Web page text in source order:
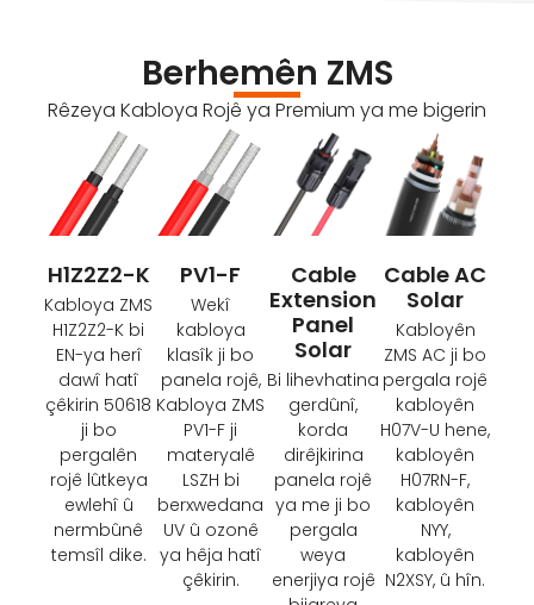
Berhemên ZMS
Rêzeya Kabloya Rojê ya Premium ya me bigerin
H1Z2Z2-K
Kabloya ZMS
H1Z2Z2-K bi
EN-ya herî
dawî hatî
çêkirin 50618
ji bo
pergalên
rojê lûtkeya
ewlehî û
nermbûnê
temsîl dike.
PV1-F
Wekî
kabloya
klasîk ji bo
panela rojê,
Kabloya ZMS
PV1-F ji
materyalê
LSZH bi
berxwedana
UV û ozonê
ya hêja hatî
çêkirin.
Cable
Extension
Panel
Solar
Bi lihevhatina
gerdûnî,
korda
dirêjkirina
panela rojê
ya me ji bo
pergala
weya
enerjiya rojê
Cable AC
Solar
Kabloyên
ZMS AC ji bo
pergala rojê
kabloyên
H07V-U hene,
kabloyên
H07RN-F,
kabloyên
NYY,
kabloyên
N2XSY, û hîn.